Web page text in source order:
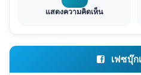
แสดงความคิดเห็น
เฟซบุ๊ก